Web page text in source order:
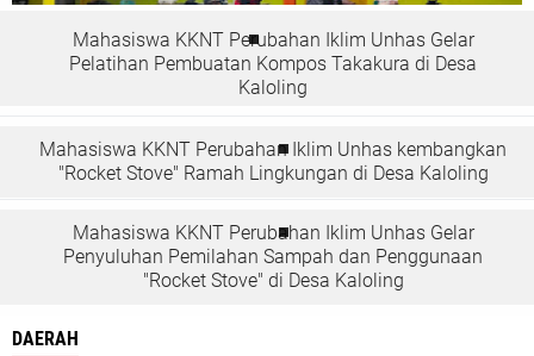
Mahasiswa KKNT Perubahan Iklim Unhas Gelar
Pelatihan Pembuatan Kompos Takakura di Desa
Kaloling
Mahasiswa KKNT Perubahan Iklim Unhas kembangkan
"Rocket Stove" Ramah Lingkungan di Desa Kaloling
Mahasiswa KKNT Perubahan Iklim Unhas Gelar
Penyuluhan Pemilahan Sampah dan Penggunaan
"Rocket Stove" di Desa Kaloling
DAERAH